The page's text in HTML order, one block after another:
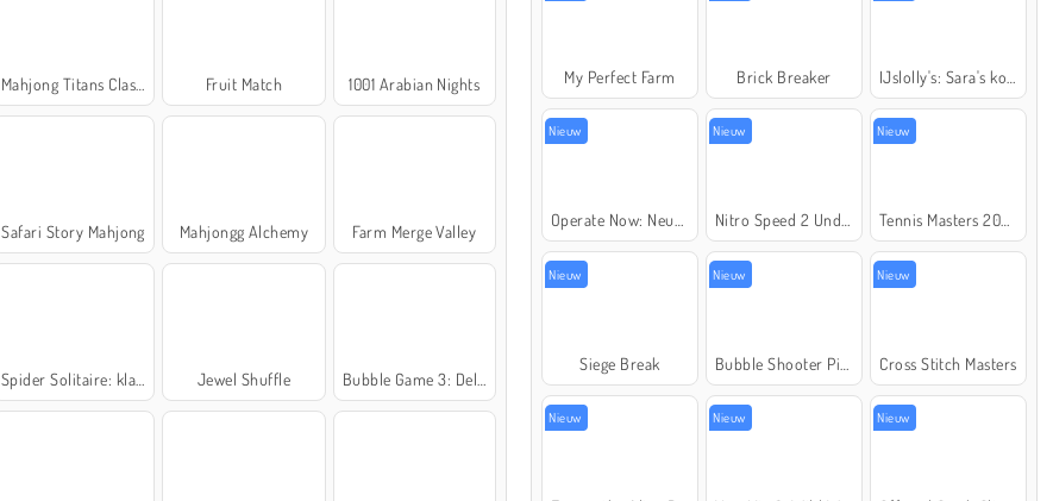
Fruit Match 1001 Arabian Nights
Safari Story Mahjong Mahjongg Alchemy Farm Merge Valley
Jewel Shuffle
My Perfect Farm Brick Breaker
Nieuw Nieuw Nieuw
Nieuw
Siege Break
Nieuw Nieuw
Cross Stitch Masters
Nieuw Nieuw Nieuw